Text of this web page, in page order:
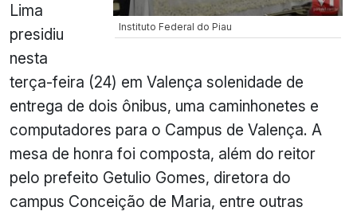
Instituto Federal do Piau
Lima
presidiu
nesta
terça-feira (24) em Valença solenidade de
entrega de dois ônibus, uma caminhonetes e
computadores para o Campus de Valença. A
mesa de honra foi composta, além do reitor
pelo prefeito Getulio Gomes, diretora do
campus Conceição de Maria, entre outras